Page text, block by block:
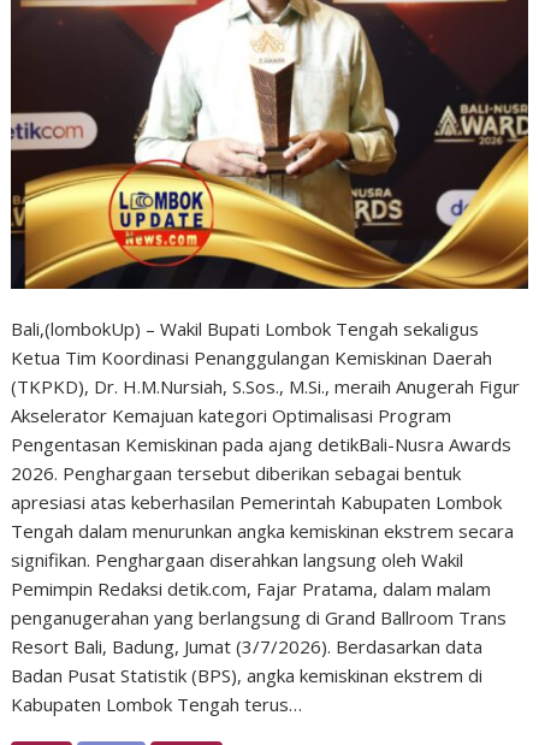
Bali,(lombokUp) – Wakil Bupati Lombok Tengah sekaligus
Ketua Tim Koordinasi Penanggulangan Kemiskinan Daerah
(TKPKD), Dr. H.M.Nursiah, S.Sos., M.Si., meraih Anugerah Figur
Akselerator Kemajuan kategori Optimalisasi Program
Pengentasan Kemiskinan pada ajang detikBali-Nusra Awards
2026. Penghargaan tersebut diberikan sebagai bentuk
apresiasi atas keberhasilan Pemerintah Kabupaten Lombok
Tengah dalam menurunkan angka kemiskinan ekstrem secara
signifikan. Penghargaan diserahkan langsung oleh Wakil
Pemimpin Redaksi detik.com, Fajar Pratama, dalam malam
penganugerahan yang berlangsung di Grand Ballroom Trans
Resort Bali, Badung, Jumat (3/7/2026). Berdasarkan data
Badan Pusat Statistik (BPS), angka kemiskinan ekstrem di
Kabupaten Lombok Tengah terus…